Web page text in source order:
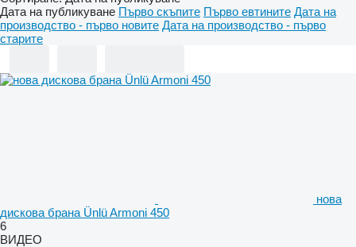
Дата на публикуване Първо скъпите Първо евтините Дата на
производство - първо новите Дата на производство - първо
старите
нова
дискова брана Ünlü Armoni 450
6
ВИДЕО